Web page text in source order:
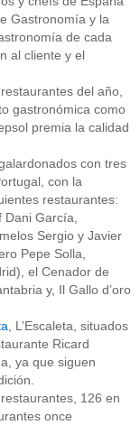
Gastronomía y la
de cada
al cliente y el
del año,
gastronómica como
premia la calidad
con tres
con la
restaurantes:
García,
Sergio y Javier
Pepe Solla,
el Cenador de
y, Il Gallo d’oro
, L’Escaleta, situados
Ricard
ya que siguen
126 en
once